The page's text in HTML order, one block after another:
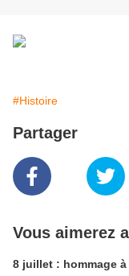
#Histoire
Partager
Vous aimerez
8 juillet : hommage à